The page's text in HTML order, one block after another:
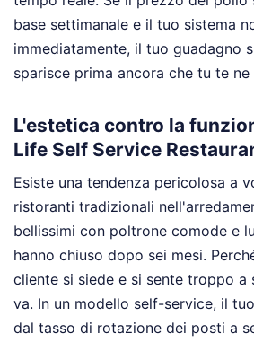
base settimanale e il tuo sistema
immediatamente, il tuo guadagno
sparisce prima ancora che tu te ne
L'estetica contro la
Life Self Service
Esiste una tendenza pericolosa a
ristoranti tradizionali
bellissimi con poltrone comode e
hanno chiuso dopo sei mesi.
cliente si siede e si sente troppo a
va. In un modello self-service, il
dal tasso di rotazione dei posti a